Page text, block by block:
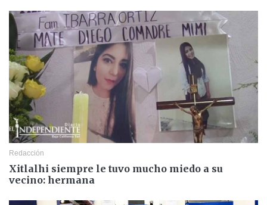
Redacción
Xitlalhi siempre le tuvo mucho miedo a su
vecino: hermana